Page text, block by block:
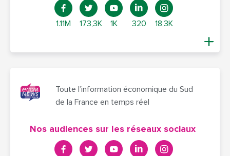
1.11M 173,3K 1K 320 18,3K
Toute l’information économique du Sud
de la France en temps réel
Nos audiences sur les réseaux sociaux